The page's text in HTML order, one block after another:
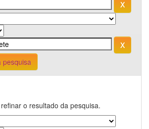
pesquisa
o resultado da pesquisa.